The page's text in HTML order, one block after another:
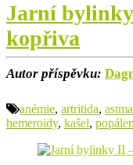
Jarní
kopřiva
Autor příspěvku:
anémie, artritida, astma
hemeroidy, kašel,